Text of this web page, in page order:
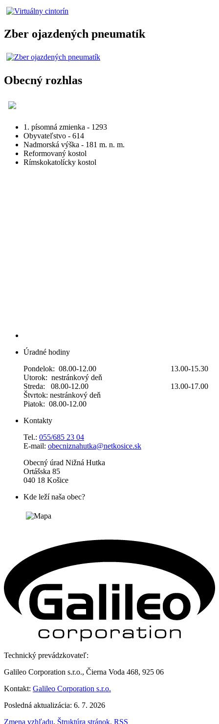
Zber ojazdených pneumatík
Obecný rozhlas
1. písomná zmienka - 1293
Obyvateľstvo - 614
Nadmorská výška - 181 m. n. m.
Reformovaný kostol
Rímskokatolícky kostol
Úradné hodiny
Pondelok: 08.00-12.00 13.00-15.30
Utorok: nestránkový deň
Streda: 08.00-12.00 13.00-17.00
Štvrtok: nestránkový deň
Piatok: 08.00-12.00
Kontakty
Tel.: 055/685 23 04
E-mail: obecniznahutka@netkosice.sk
Obecný úrad Nižná Hutka
Ortášska 85
040 18 Košice
Kde leží naša obec?
Technický prevádzkovateľ:
Galileo Corporation s.r.o., Čierna Voda 468, 925 06
Kontakt: Galileo Corporation s.r.o.
Posledná aktualizácia: 6. 7. 2026
Zmena vzhľadu, Štruktúra stránok, RSS